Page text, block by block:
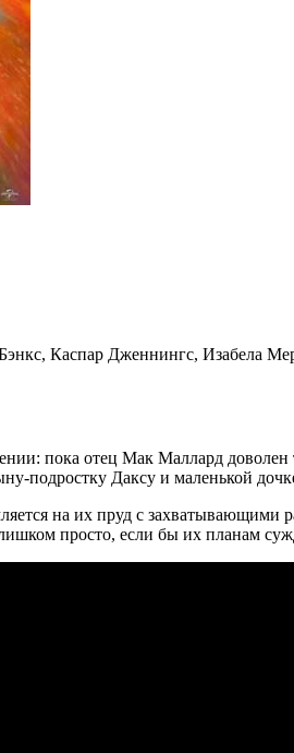
Каспар Дженнингс,
пока отец Мак Маллард
подростку Даксу и маленькой
на их пруд с захватывающими
просто, если бы их планам